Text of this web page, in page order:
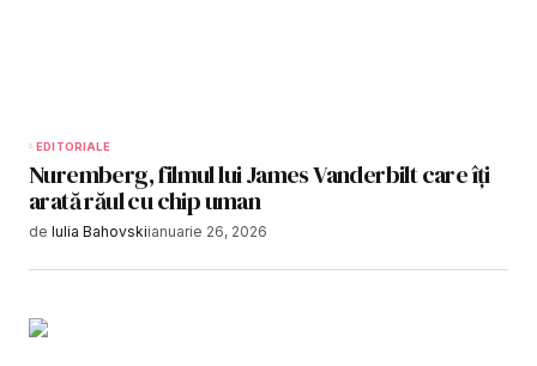
EDITORIALE
Nuremberg, filmul lui James Vanderbilt care îți
arată răul cu chip uman
de Iulia Bahovskiianuarie 26, 2026